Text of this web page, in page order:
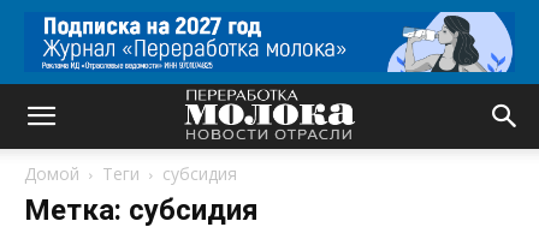
Домой Теги субсидия
Метка: субсидия